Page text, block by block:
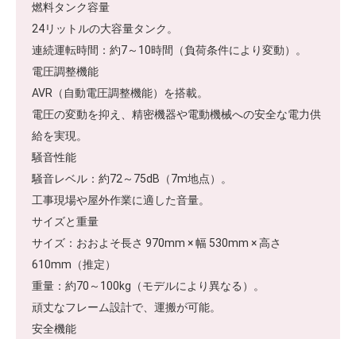
燃料タンク容量
24リットルの大容量タンク。
連続運転時間：約7～10時間（負荷条件により変動）。
電圧調整機能
AVR（自動電圧調整機能）を搭載。
電圧の変動を抑え、精密機器や電動機械への安全な電力供
給を実現。
騒音性能
騒音レベル：約72～75dB（7m地点）。
工事現場や屋外作業に適した音量。
サイズと重量
サイズ：おおよそ長さ 970mm × 幅 530mm × 高さ
610mm（推定）
重量：約70～100kg（モデルにより異なる）。
頑丈なフレーム設計で、運搬が可能。
安全機能